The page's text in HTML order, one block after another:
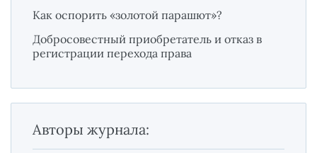
Как оспорить «золотой парашют»?
Добросовестный приобретатель и отказ в
регистрации перехода права
Авторы журнала: